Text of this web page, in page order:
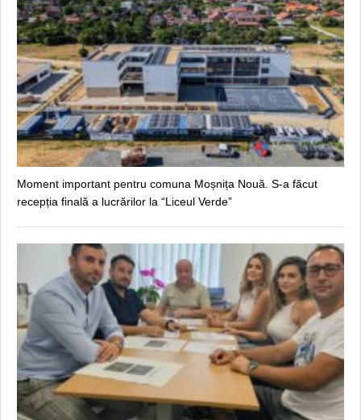
Moment important pentru comuna Moșnița Nouă. S-a făcut
recepția finală a lucrărilor la “Liceul Verde”